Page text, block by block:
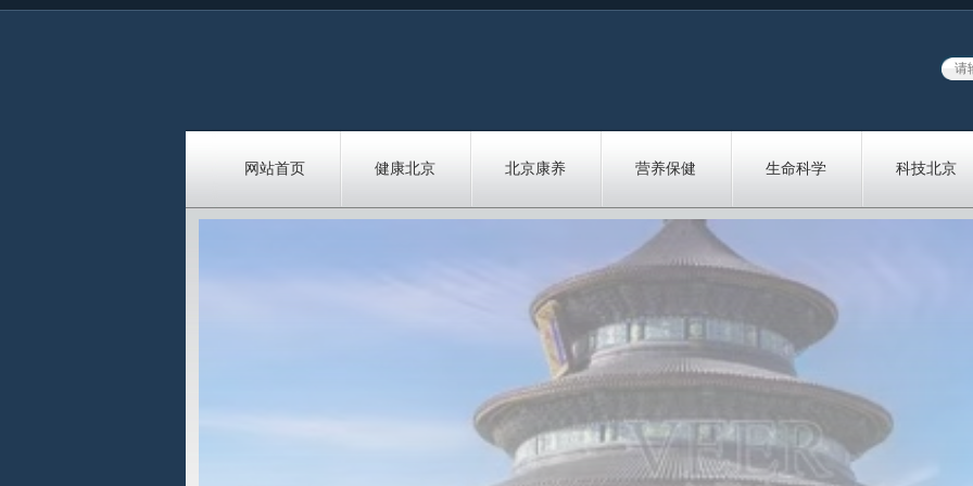
网站首页 健康北京 北京康养 营养保健 生命科学 科技北京